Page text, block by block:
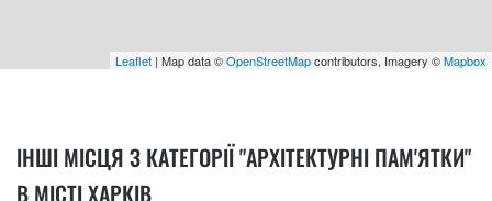
Leaflet | Map data ©OpenStreetMapcontributors, Imagery ©Mapbox
ІНШІ МІСЦЯ З КАТЕГОРІЇ "АРХІТЕКТУРНІ ПАМ'ЯТКИ"
В МІСТІ ХАРКІВ